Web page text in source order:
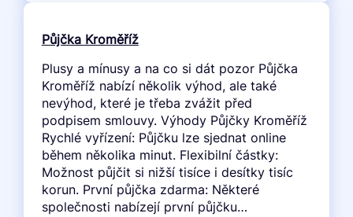
Půjčka Kroměříž
Plusy a mínusy a na co si dát pozor Půjčka
Kroměříž nabízí několik výhod, ale také
nevýhod, které je třeba zvážit před
podpisem smlouvy. Výhody Půjčky Kroměříž
Rychlé vyřízení: Půjčku lze sjednat online
během několika minut. Flexibilní částky:
Možnost půjčit si nižší tisíce i desítky tisíc
korun. První půjčka zdarma: Některé
společnosti nabízejí první půjčku…